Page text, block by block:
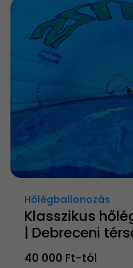
Hőlégballonozás
Klasszikus
| Debreceni
40 000 Ft-tól